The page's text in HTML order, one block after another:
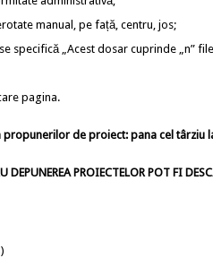
manual, pe față, centru, jos;
specifică „Acest dosar cuprinde „n”
pagina.
de proiect: pana cel târziu
DEPUNEREA PROIECTELOR POT FI